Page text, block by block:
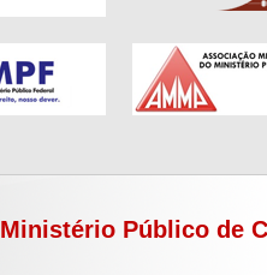
Ministério Público de